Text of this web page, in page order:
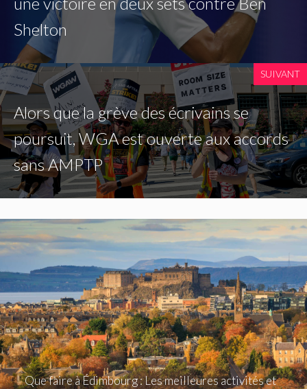
Shelton
SUIVANT
Alors que la grève des écrivains se
poursuit, WGA est ouverte aux accords
sans AMPTP
Que faire à Édimbourg : Les meilleures activités et